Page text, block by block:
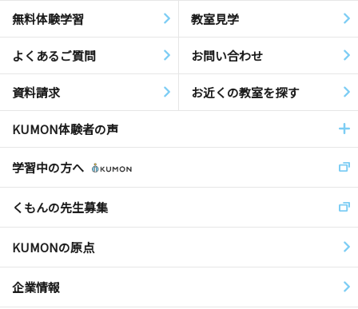
無料体験学習 教室見学
よくあるご質問 お問い合わせ
資料請求 お近くの教室を探す
KUMON体験者の声
学習中の方へ
くもんの先生募集
KUMONの原点
企業情報